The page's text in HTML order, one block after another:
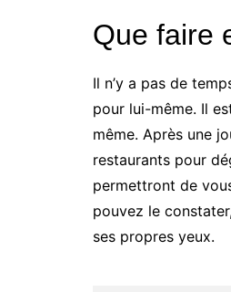
Que faire
Il n’y a pas de
pour lui-même. Il
même. Après une
restaurants pour
permettront de
pouvez le
ses propres yeux.